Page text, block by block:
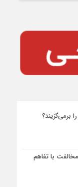
برمی‌گزیند؟
با تفاهم